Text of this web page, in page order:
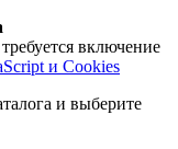
включение
и Cookies
и выберите